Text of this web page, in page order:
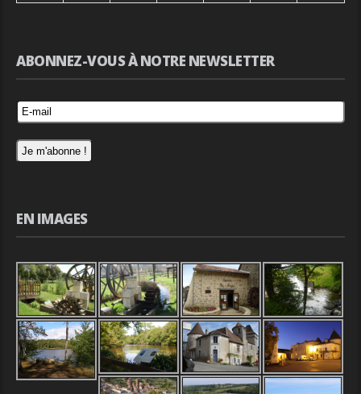
ABONNEZ-VOUS À NOTRE NEWSLETTER
EN IMAGES